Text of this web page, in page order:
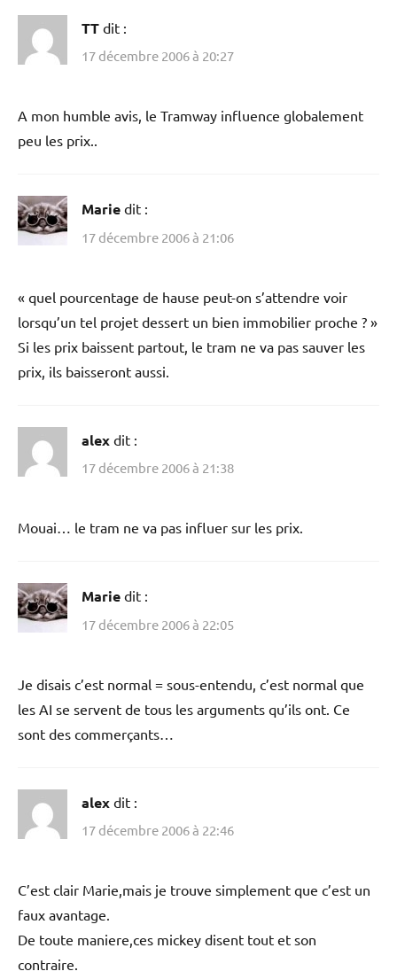
TT dit :
17 décembre 2006 à 20:27
A mon humble avis, le Tramway influence globalement
peu les prix..
Marie dit :
17 décembre 2006 à 21:06
« quel pourcentage de hause peut-on s’attendre voir
lorsqu’un tel projet dessert un bien immobilier proche ? »
Si les prix baissent partout, le tram ne va pas sauver les
prix, ils baisseront aussi.
alex dit :
17 décembre 2006 à 21:38
Mouai… le tram ne va pas influer sur les prix.
Marie dit :
17 décembre 2006 à 22:05
Je disais c’est normal = sous-entendu, c’est normal que
les AI se servent de tous les arguments qu’ils ont. Ce
sont des commerçants…
alex dit :
17 décembre 2006 à 22:46
C’est clair Marie,mais je trouve simplement que c’est un
faux avantage.
De toute maniere,ces mickey disent tout et son
contraire.